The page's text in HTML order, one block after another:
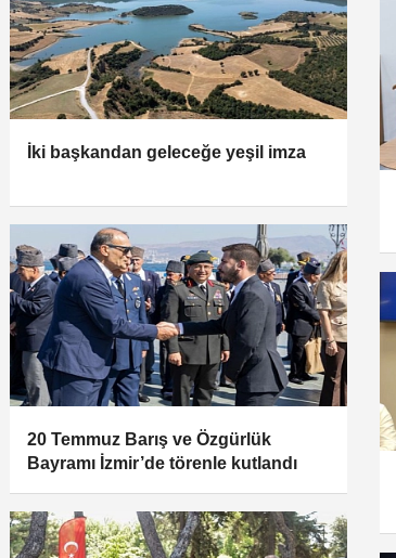
İki başkandan geleceğe yeşil imza
20 Temmuz Barış ve Özgürlük
Bayramı İzmir’de törenle kutlandı